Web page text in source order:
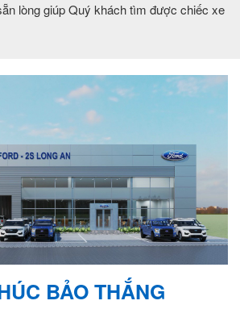
lòng giúp Quý khách tìm được chiếc xe
BẢO THẮNG